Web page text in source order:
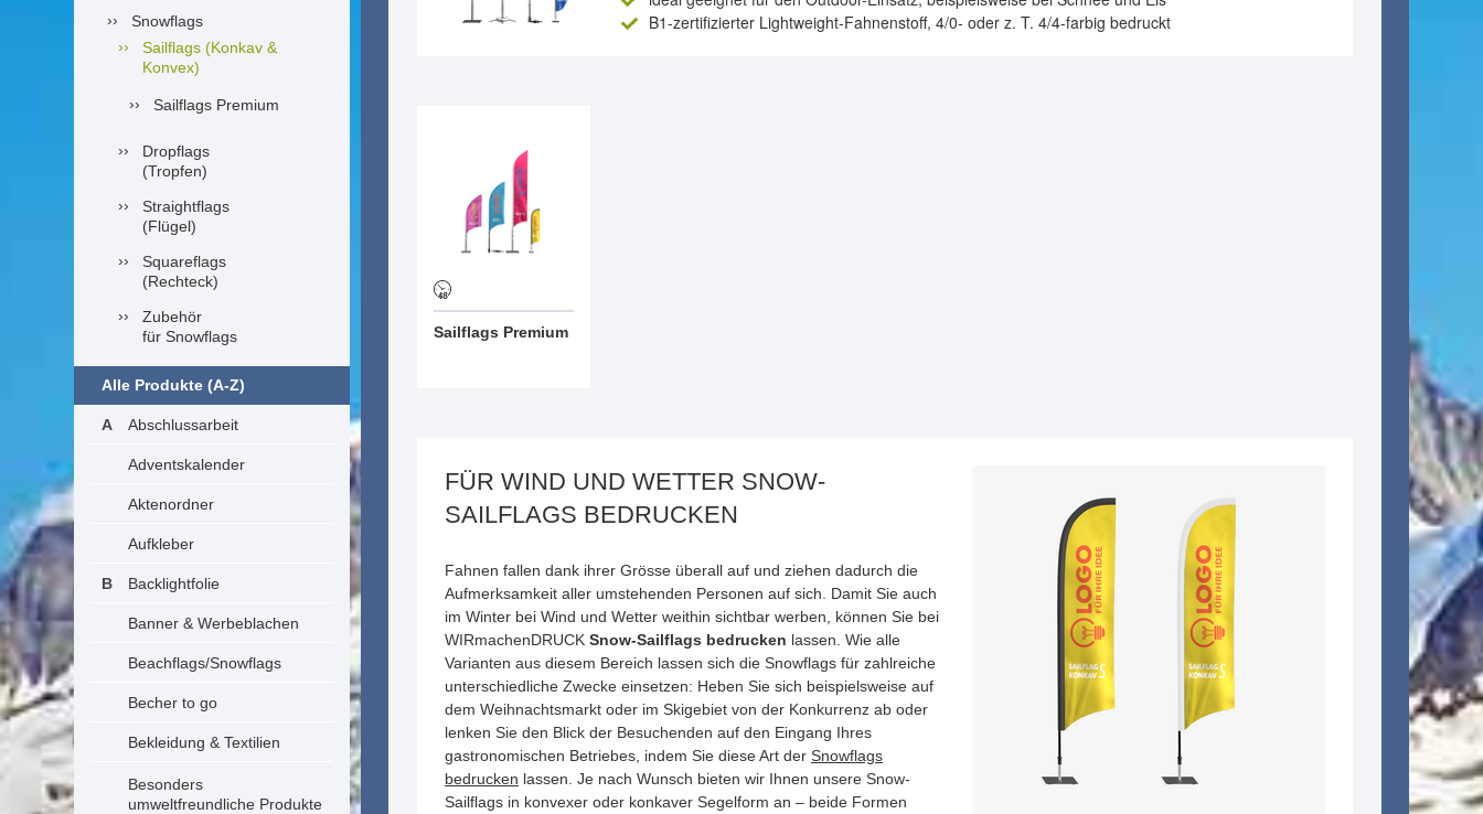
Snowflags
Sailflags (Konkav &
Konvex)
Sailflags Premium
Dropflags
(Tropfen)
Straightflags
(Flügel)
Squareflags
(Rechteck)
Zubehör
für Snowflags
Alle Produkte (A-Z)
Abschlussarbeit
Adventskalender
Aktenordner
Aufkleber
Backlightfolie
Banner & Werbeblachen
Beachflags/Snowflags
Becher to go
Bekleidung & Textilien
Besonders
umweltfreundliche Produkte
B1-zertifizierter Lightweight-Fahnenstoff, 4/0- oder z. T. 4/4-farbig bedruckt
Sailflags Premium
FÜR WIND UND WETTER SNOW-
SAILFLAGS BEDRUCKEN
Fahnen fallen dank ihrer Grösse überall auf und ziehen dadurch die
Aufmerksamkeit aller umstehenden Personen auf sich. Damit Sie auch
im Winter bei Wind und Wetter weithin sichtbar werben, können Sie bei
WIRmachenDRUCK Snow-Sailflags bedrucken lassen. Wie alle
Varianten aus diesem Bereich lassen sich die Snowflags für zahlreiche
unterschiedliche Zwecke einsetzen: Heben Sie sich beispielsweise auf
dem Weihnachtsmarkt oder im Skigebiet von der Konkurrenz ab oder
lenken Sie den Blick der Besuchenden auf den Eingang Ihres
gastronomischen Betriebes, indem Sie diese Art der Snowflags
bedrucken lassen. Je nach Wunsch bieten wir Ihnen unsere Snow-
Sailflags in konvexer oder konkaver Segelform an – beide Formen